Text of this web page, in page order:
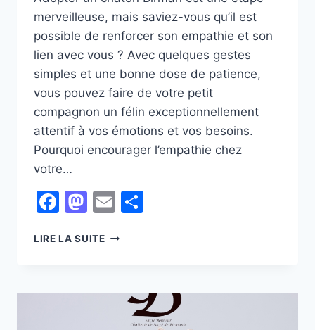
merveilleuse, mais saviez-vous qu’il est
possible de renforcer son empathie et son
lien avec vous ? Avec quelques gestes
simples et une bonne dose de patience,
vous pouvez faire de votre petit
compagnon un félin exceptionnellement
attentif à vos émotions et vos besoins.
Pourquoi encourager l’empathie chez
votre…
Facebook
Mastodon
Email
LIRE LA SUITECOMMENT
BIRMAN
ENCORE
PLUS